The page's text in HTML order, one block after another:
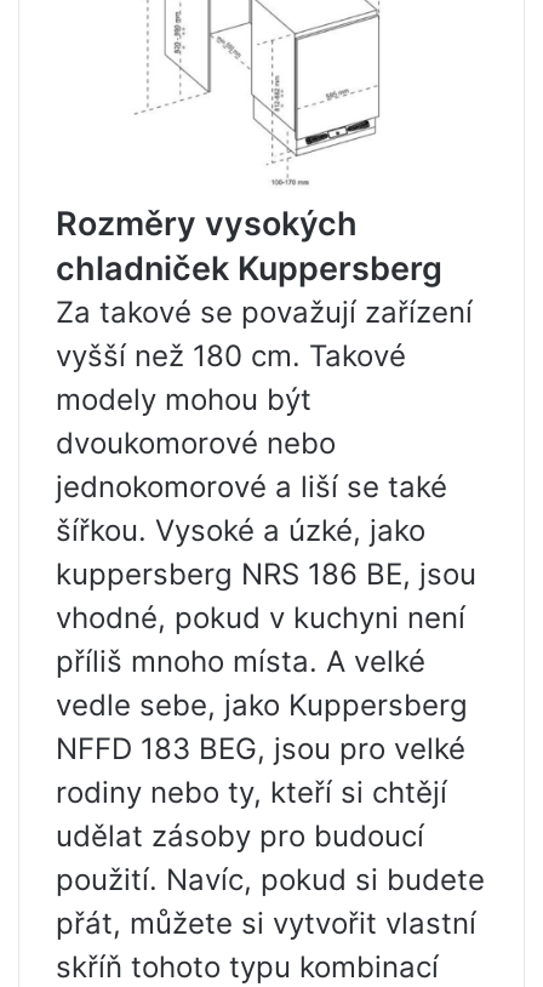
Rozměry vysokých
chladniček Kuppersberg
Za takové se považují zařízení
vyšší než 180 cm. Takové
modely mohou být
dvoukomorové nebo
jednokomorové a liší se také
šířkou. Vysoké a úzké, jako
kuppersberg NRS 186 BE, jsou
vhodné, pokud v kuchyni není
příliš mnoho místa. A velké
vedle sebe, jako Kuppersberg
NFFD 183 BEG, jsou pro velké
rodiny nebo ty, kteří si chtějí
udělat zásoby pro budoucí
použití. Navíc, pokud si budete
přát, můžete si vytvořit vlastní
skříň tohoto typu kombinací